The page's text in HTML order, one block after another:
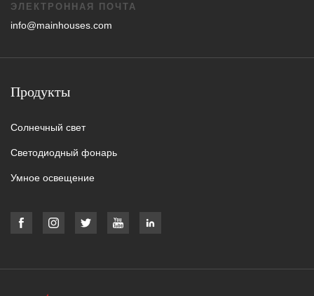
ЭЛЕКТРОННАЯ ПОЧТА
info@mainhouses.com
Продукты
Солнечный свет
Светодиодный фонарь
Умное освещение